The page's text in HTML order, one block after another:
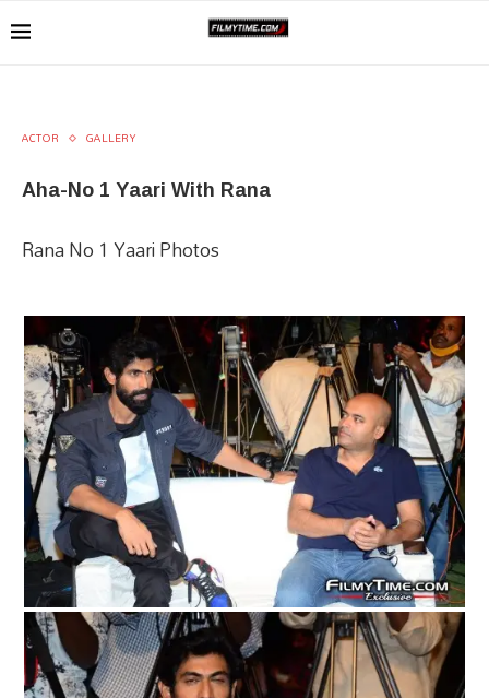
ACTOR GALLERY
Aha-No 1 Yaari With Rana
Rana No 1 Yaari Photos